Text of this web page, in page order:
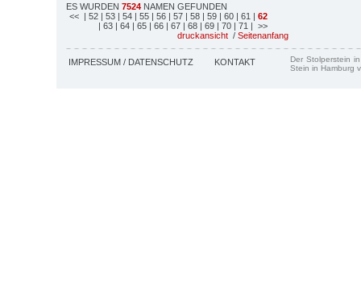
ES WURDEN 7524 NAMEN GEFUNDEN
<< | 52 | 53 | 54 | 55 | 56 | 57 | 58 | 59 | 60 | 61 | 62
| 63 | 64 | 65 | 66 | 67 | 68 | 69 | 70 | 71 | >>
druckansicht / Seitenanfang
IMPRESSUM / DATENSCHUTZ KONTAKT
Der Stolperstein
Stein in Hamburg